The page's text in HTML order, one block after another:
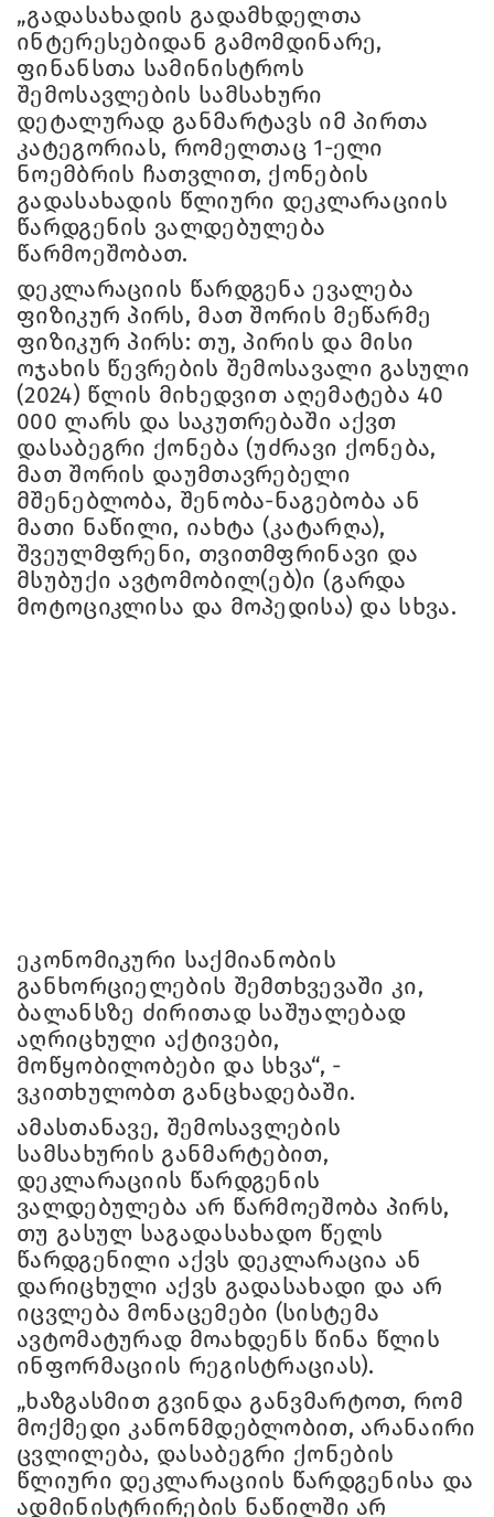
„გადასახადის გადამხდელთა
ინტერესებიდან გამომდინარე,
ფინანსთა სამინისტროს
შემოსავლების სამსახური
დეტალურად განმარტავს იმ პირთა
კატეგორიას, რომელთაც 1-ელი
ნოემბრის ჩათვლით, ქონების
გადასახადის წლიური დეკლარაციის
წარდგენის ვალდებულება
წარმოეშობათ.
დეკლარაციის წარდგენა ევალება
ფიზიკურ პირს, მათ შორის მეწარმე
ფიზიკურ პირს: თუ, პირის და მისი
ოჯახის წევრების შემოსავალი გასული
(2024) წლის მიხედვით აღემატება 40
000 ლარს და საკუთრებაში აქვთ
დასაბეგრი ქონება (უძრავი ქონება,
მათ შორის დაუმთავრებელი
მშენებლობა, შენობა-ნაგებობა ან
მათი ნაწილი, იახტა (კატარღა),
შვეულმფრენი, თვითმფრინავი და
მსუბუქი ავტომობილ(ებ)ი (გარდა
მოტოციკლისა და მოპედისა) და სხვა.
ეკონომიკური საქმიანობის
განხორციელების შემთხვევაში კი,
ბალანსზე ძირითად საშუალებად
აღრიცხული აქტივები,
მოწყობილობები და სხვა“, -
ვკითხულობთ განცხადებაში.
ამასთანავე, შემოსავლების
სამსახურის განმარტებით,
დეკლარაციის წარდგენის
ვალდებულება არ წარმოეშობა პირს,
თუ გასულ საგადასახადო წელს
წარდგენილი აქვს დეკლარაცია ან
დარიცხული აქვს გადასახადი და არ
იცვლება მონაცემები (სისტემა
ავტომატურად მოახდენს წინა წლის
ინფორმაციის რეგისტრაციას).
„ხაზგასმით გვინდა განვმარტოთ, რომ
მოქმედი კანონმდებლობით, არანაირი
ცვლილება, დასაბეგრი ქონების
წლიური დეკლარაციის წარდგენისა და
ადმინისტრირების ნაწილში არ